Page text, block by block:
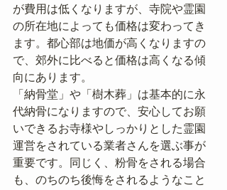
が費用は低くなりますが、寺院や霊園
の所在地によっても価格は変わってき
ます。都心部は地価が高くなりますの
で、郊外に比べると価格は高くなる傾
向にあります。
「納骨堂」や「樹木葬」は基本的に永
代納骨になりますので、安心してお願
いできるお寺様やしっかりとした霊園
運営をされている業者さんを選ぶ事が
重要です。同じく、粉骨をされる場合
も、のちのち後悔をされるようなこと